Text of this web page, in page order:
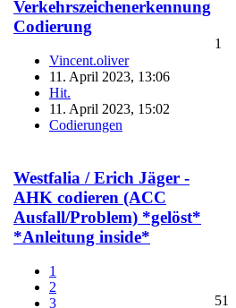
Verkehrszeichenerkennung
Codierung
Vincent.oliver
11. April 2023, 13:06
Hit.
11. April 2023, 15:02
Codierungen
1
Westfalia / Erich Jäger -
AHK codieren (ACC
Ausfall/Problem) *gelöst*
*Anleitung inside*
1
2
3
51